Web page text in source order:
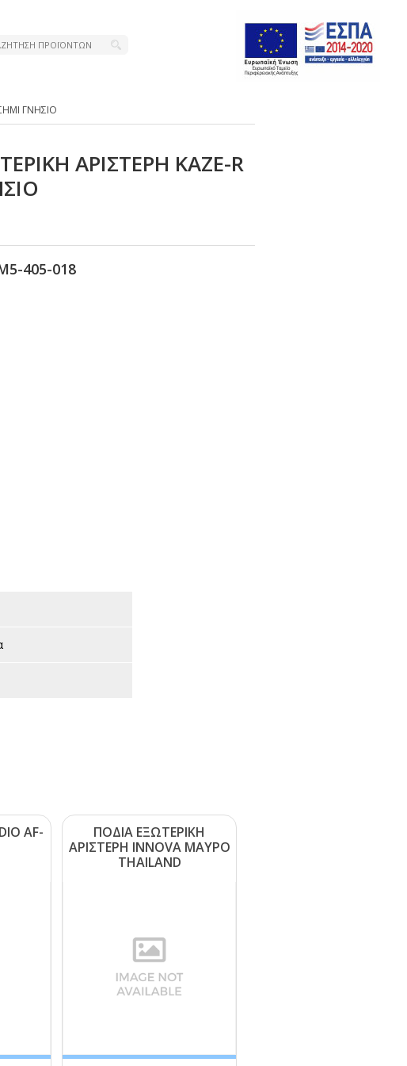
ΓΝΗΣΙΟ
ΑΡΙΣΤΕΡΗ ΚΑΖΕ-R
405-018
ΑF-
ΠΟΔΙΑ ΕΞΩΤΕΡΙΚΗ
ΑΡΙΣΤΕΡΗ ΙΝΝΟVΑ ΜΑΥΡΟ
ΤΗΑΙLΑΝD